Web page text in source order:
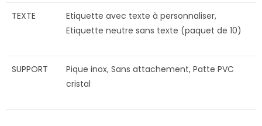
TEXTE
Etiquette avec texte à personnaliser,
Etiquette neutre sans texte (paquet de 10)
SUPPORT
Pique inox, Sans attachement, Patte PVC
cristal